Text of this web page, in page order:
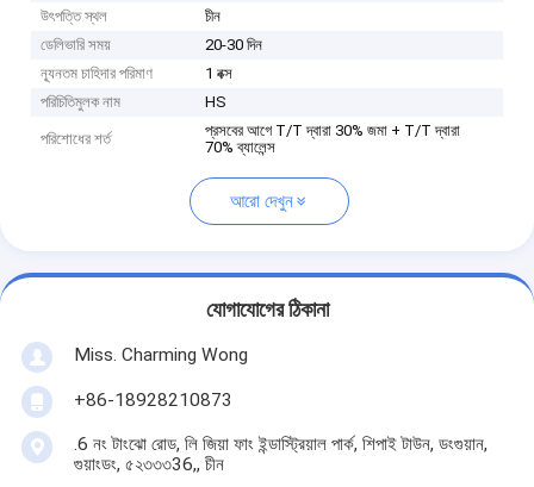
উৎপত্তি স্থল
চীন
ডেলিভারি সময়
20-30 দিন
ন্যূনতম চাহিদার পরিমাণ
1 বক্স
পরিচিতিমুলক নাম
HS
পরিশোধের শর্ত
প্রসবের আগে T/T দ্বারা 30% জমা + T/T দ্বারা
70% ব্যালেন্স
আরো দেখুন
যোগাযোগের ঠিকানা
Miss. Charming Wong
+86-18928210873
.6 নং টাংঝো রোড, লি জিয়া ফাং ইন্ডাস্ট্রিয়াল পার্ক, শিপাই টাউন, ডংগুয়ান,
গুয়াংডং, ৫২৩৩৩36,, চীন